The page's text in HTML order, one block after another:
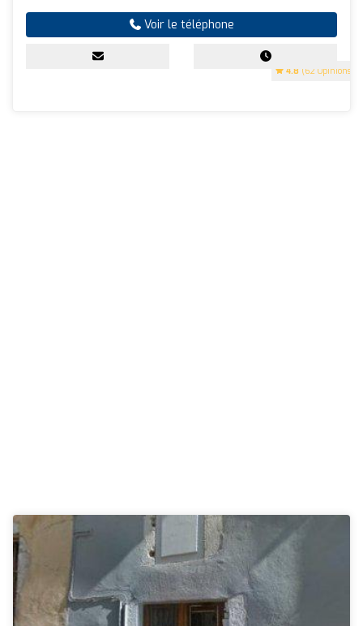
4.8 (62 Opinions)
Voir le téléphone